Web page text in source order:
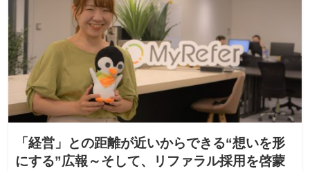
「経営」との距離が近いからできる“想いを形
にする”広報～そして、リファラル採用を啓蒙